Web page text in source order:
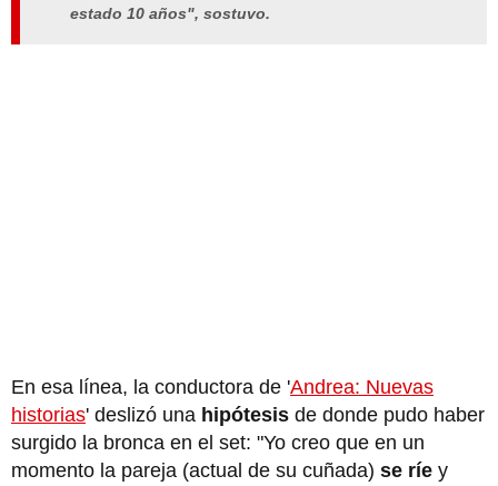
estado 10 años", sostuvo.
En esa línea, la conductora de 'Andrea: Nuevas
historias' deslizó una hipótesis de donde pudo haber
surgido la bronca en el set: "Yo creo que en un
momento la pareja (actual de su cuñada) se ríe y